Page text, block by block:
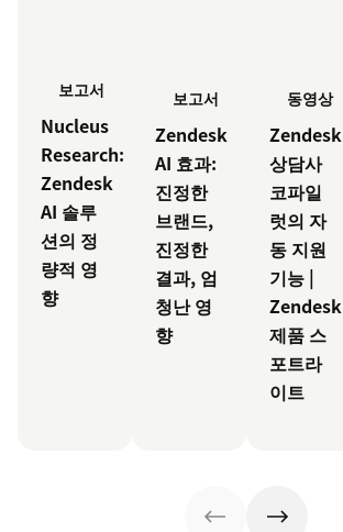
보고서
Nucleus
Research:
Zendesk
AI 솔루
션의 정
량적 영
향
보고서
Zendesk
AI 효과:
진정한
브랜드,
진정한
결과, 엄
청난 영
향
동영상
Zendesk
상담사
코파일
럿의 자
동 지원
기능 |
Zendesk
제품 스
포트라
이트